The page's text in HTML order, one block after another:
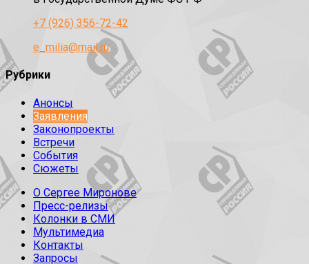
+7 (926) 356-72-42
e_milia@mail.ru
Рубрики
Анонсы
Заявления
Законопроекты
Встречи
События
Сюжеты
О Сергее Миронове
Пресс-релизы
Колонки в СМИ
Мультимедиа
Контакты
Запросы